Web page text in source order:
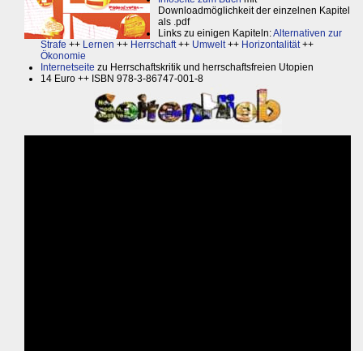
Downloadmöglichkeit der einzelnen Kapitel
als .pdf
Links zu einigen Kapiteln:Alternativen zur
Strafe ++ Lernen ++ Herrschaft++ Umwelt++ Horizontalität++
Ökonomie
Internetseite zu Herrschaftskritik und herrschaftsfreien Utopien
14 Euro ++ ISBN 978-3-86747-001-8